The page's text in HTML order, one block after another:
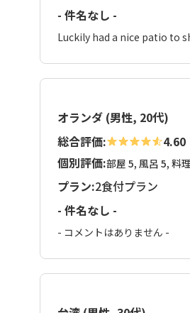
- 件名なし -
Luckily had a nice patio to
オランダ (男性, 20代)
総合評価:
4.60
個別評価:部屋 5, 風呂 5, 料
プラン:2食付プラン
- 件名なし -
- コメントはありません -